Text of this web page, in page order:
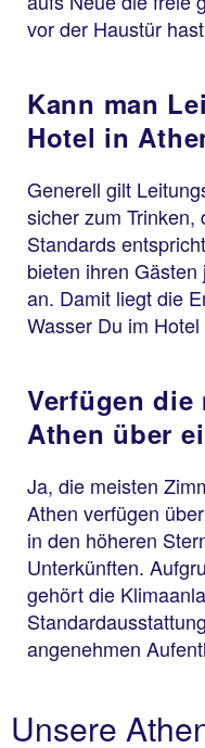
vor der Haustür
Kann man
Hotel in
Generell gilt
sicher zum Trinken,
Standards
bieten ihren
an. Damit liegt die
Wasser Du im
Verfügen die
Athen über
Ja, die meisten
Athen verfügen
in den höheren
Unterkünften.
gehört die
angenehmen
Unsere